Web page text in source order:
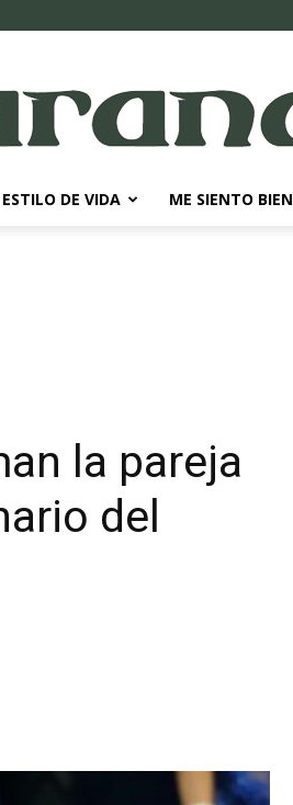
Diario
ESTILO DE VIDA ME SIENTO BIEN
la pareja
del